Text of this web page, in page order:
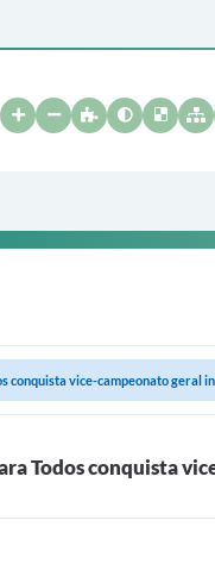
conquista vice-campeonato geral
Todos conquista